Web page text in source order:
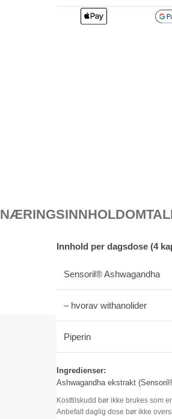
2
279.18
NÆRINGSINNHOLD
Innhold per dagsdose (4
Sensoril® Ashwagandha
– hvorav withanolider
Piperin
Ingredienser:
Ashwagandha ekstrakt
Kosttilskudd bør ikke brukes som
Anbefalt daglig dose bør ikke